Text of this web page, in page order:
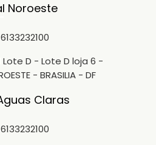
Noroeste
6133232100
Lote D - Lote D loja 6 -
- BRASILIA - DF
Claras
6133232100